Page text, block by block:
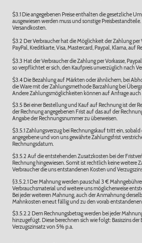
$3.1 Die angegebenen Preise enthalten die gesetzliche
ausgewiesen werden muss und sonstige
Versandkosten.
$3.2 Der Verbraucher hat die Möglichkeit der Zahlung per
PayPal, Kreditkarte, Visa, Mastercard, Paypal, Klarna, auf
$3.3 Hat der Verbraucher die Zahlung per Vorkasse,
so verpflichtet er sich, den Kaufpreis unverzüglich nach
$3.4 Die Bezahlung auf Märkten oder ähnlichem, bei
die Ware mit der Zahlungsmethode Barzahlung bei
Andere Zahlungsmöglichkeiten können auf Anfrage
$3.5 Bei einer Bestellung und Kauf auf Rechnung ist der
der Rechnung angegebenen Frist auf das auf der
Angabe der Rechnungsnummer zu überweisen.
$3.5.1 Zahlungsverzug bei Rechnungskauf tritt ein,
angegebene und von uns gewährte Zahlungsfrist
Rechnungsdatum.
$3.5.2 Auf die entstehenden Zusatzkosten bei der
Rechnung hingewiesen. Somit ist rechtlich keine weitere
Verbraucher die uns entstandenen Kosten und
§3.5.2.1 Der Mahnung werden pauschal 3 €
Verbrauchsmaterial und weitere uns möglicherweise
Bei jeder weiteren Mahnung, auch der Anmahnung
Mahnkosten erneut fällig und zu den vorab
$3.5.2.2 Dem Rechnungsbetrag werden bei jeder
hinzugefügt. Diese berechnen sich wie folgt: Basiszins der
Verzugszinsatz von 5% p.a.